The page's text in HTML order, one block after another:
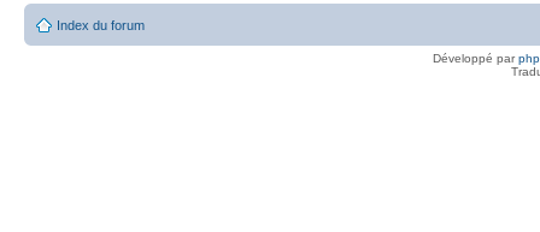
Index du forum
Développé par